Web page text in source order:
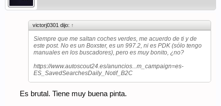
victorj0301 dijo: ↑
Siempre que me saltan coches verdes, me acuerdo de ti y de
este post. No es un Boxster, es un 997.2, ni es PDK (sólo tengo
manuales en los buscadores), pero es muy bonito, ¿no?
https://www.autoscout24.es/anuncios...m_campaign=es-
ES_SavedSearchesDaily_Notif_B2C
Es brutal. Tiene muy buena pinta.